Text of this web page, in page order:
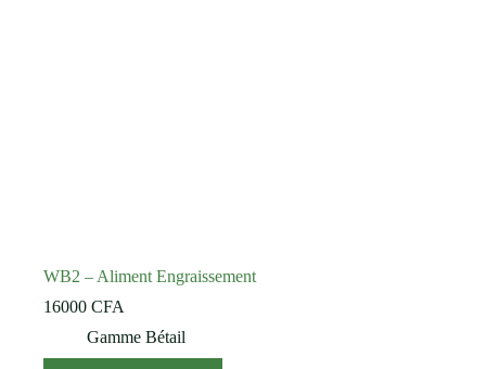
WB2 – Aliment Engraissement
16000 CFA
Gamme Bétail